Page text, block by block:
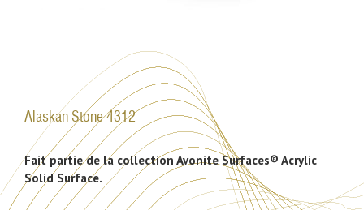
Alaskan Stone 4312
Fait partie de la collection Avonite Surfaces® Acrylic
Solid Surface.